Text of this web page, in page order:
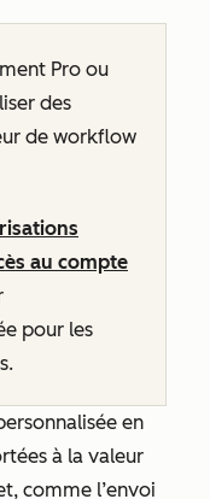
Pro ou
des
de workflow
au compte
pour les
en
à la valeur
comme l’envoi